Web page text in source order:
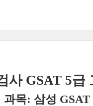
사 GSAT 5급
과목: 삼성 GSAT